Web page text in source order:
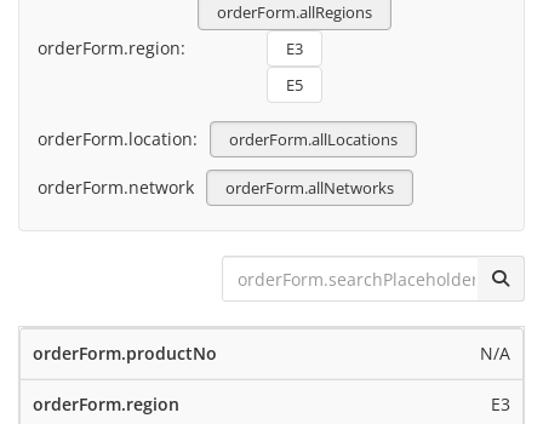
orderForm.region:
orderForm.allRegions
E3
E5
orderForm.location: orderForm.allLocations
orderForm.network orderForm.allNetworks
N/A
E3